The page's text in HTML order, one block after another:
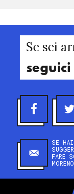
Se sei
seguici
SE
FARE